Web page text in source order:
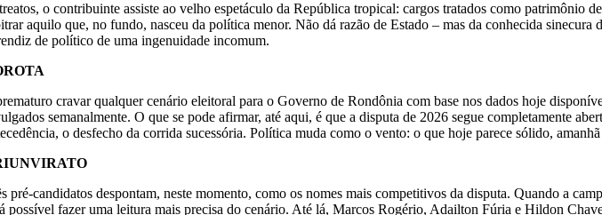
o contribuinte assiste ao velho espetáculo da República tropical: cargos tratados como patrimônio
aquilo que, no fundo, nasceu da política menor. Não dá razão de Estado – mas da conhecida
de político de uma ingenuidade incomum.
cravar qualquer cenário eleitoral para o Governo de Rondônia com base nos dados hoje
semanalmente. O que se pode afirmar, até aqui, é que a disputa de 2026 segue completamente
o desfecho da corrida sucessória. Política muda como o vento: o que hoje parece sólido,
pré-candidatos despontam, neste momento, como os nomes mais competitivos da disputa. Quando a
possível fazer uma leitura mais precisa do cenário. Até lá, Marcos Rogério, Adailton Fúria e Hildon